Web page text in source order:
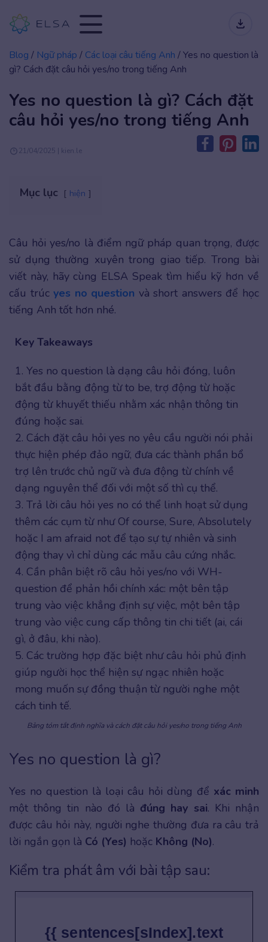
Blog / Ngữ pháp / Các loại câu tiếng Anh /Yes no question là
gì? Cách đặt câu hỏi yes/no trong tiếng Anh
Yes no question là gì? Cách đặt
câu hỏi yes/no trong tiếng Anh
21/04/2025 | kien.le
Mục lục hiện
Câu hỏi yes/no là điểm ngữ pháp quan trọng, được
sử dụng thường xuyên trong giao tiếp. Trong bài
viết này, hãy cùng ELSA Speak tìm hiểu kỹ hơn về
cấu trúcyes no question và short answers để học
tiếng Anh tốt hơn nhé.
Key Takeaways
1. Yes no question là dạng câu hỏi đóng, luôn
bắt đầu bằng động từ to be, trợ động từ hoặc
động từ khuyết thiếu nhằm xác nhận thông tin
đúng hoặc sai.
2. Cách đặt câu hỏi yes no yêu cầu người nói phải
thực hiện phép đảo ngữ, đưa các thành phần bổ
trợ lên trước chủ ngữ và đưa động từ chính về
dạng nguyên thể đối với một số thì cụ thể.
3. Trả lời câu hỏi yes no có thể linh hoạt sử dụng
thêm các cụm từ như Of course, Sure, Absolutely
hoặc I am afraid not để tạo sự tự nhiên và sinh
động thay vì chỉ dùng các mẫu câu cứng nhắc.
4. Cần phân biệt rõ câu hỏi yes/no với WH-
question để phản hồi chính xác: một bên tập
trung vào việc khẳng định sự việc, một bên tập
trung vào việc cung cấp thông tin chi tiết (ai, cái
gì, ở đâu, khi nào).
5. Các trường hợp đặc biệt như câu hỏi phủ định
giúp người học thể hiện sự ngạc nhiên hoặc
mong muốn sự đồng thuận từ người nghe một
cách tinh tế.
Bảng tóm tắt định nghĩa và cách đặt câu hỏi yes/no trong tiếng Anh
Yes no question là gì?
Yes no question là loại câu hỏi dùng để xác minh
một thông tin nào đó là đúng hay sai. Khi nhận
được câu hỏi này, người nghe thường đưa ra câu trả
lời ngắn gọn là Có (Yes) hoặc Không (No).
Kiểm tra phát âm với bài tập sau:
{{ sentences[sIndex].text